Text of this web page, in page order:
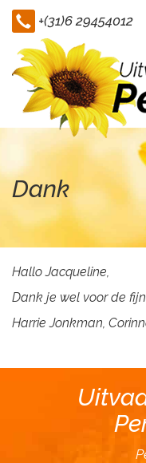
+(31)6 29454012
Dank
Hallo Jacqueline,
Dank je wel voor de
Harrie Jonkman,